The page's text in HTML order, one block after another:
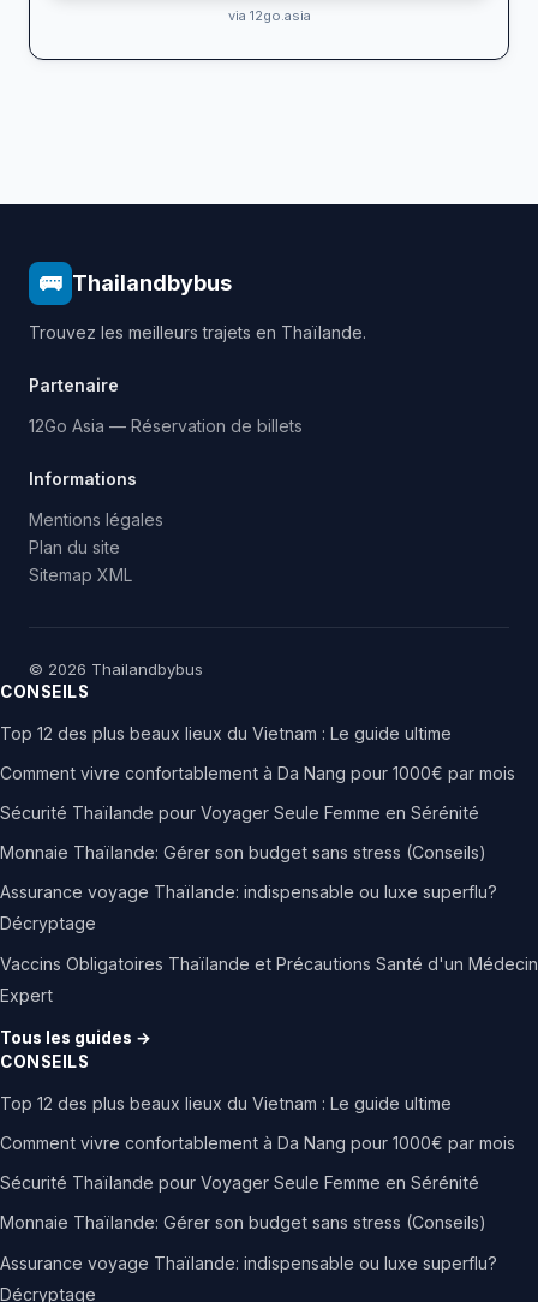
via 12go.asia
🚌 Thailandbybus
Trouvez les meilleurs trajets en Thaïlande.
Partenaire
12Go Asia — Réservation de billets
Informations
Mentions légales
Plan du site
Sitemap XML
© 2026 Thailandbybus
CONSEILS
Top 12 des plus beaux lieux du Vietnam : Le guide ultime
Comment vivre confortablement à Da Nang pour 1000€ par mois
Sécurité Thaïlande pour Voyager Seule Femme en Sérénité
Monnaie Thaïlande: Gérer son budget sans stress (Conseils)
Assurance voyage Thaïlande: indispensable ou luxe superflu?
Décryptage
Vaccins Obligatoires Thaïlande et Précautions Santé d'un Médecin
Expert
Tous les guides →
CONSEILS
Top 12 des plus beaux lieux du Vietnam : Le guide ultime
Comment vivre confortablement à Da Nang pour 1000€ par mois
Sécurité Thaïlande pour Voyager Seule Femme en Sérénité
Monnaie Thaïlande: Gérer son budget sans stress (Conseils)
Assurance voyage Thaïlande: indispensable ou luxe superflu?
Décryptage